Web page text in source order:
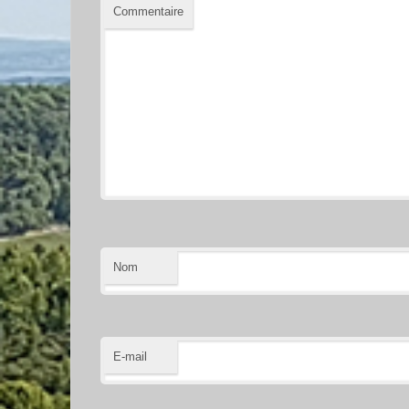
Commentaire
Nom
E-mail